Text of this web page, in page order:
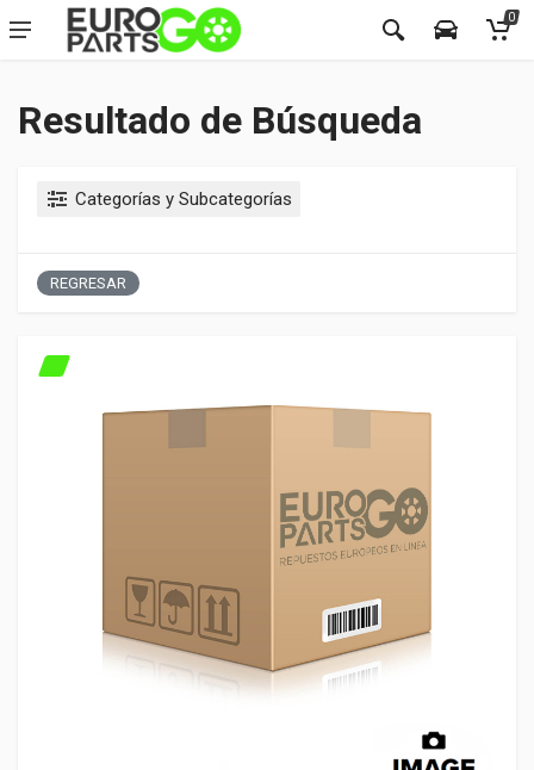
0
Resultado de Búsqueda
Categorías y Subcategorías
REGRESAR